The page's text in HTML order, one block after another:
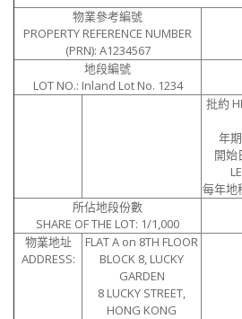
物業參考編號
PROPERTY REFERENCE NUMBER
(PRN): A1234567
地段編號
LOT NO.: Inland Lot No. 1234
批約
年
開始
每年地
所佔地段份數
SHARE OF THE LOT: 1/1,000
物業地址
ADDRESS:
FLAT A on 8TH FLOOR
BLOCK 8, LUCKY
GARDEN
8 LUCKY STREET,
HONG KONG